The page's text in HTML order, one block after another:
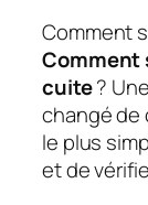
Comment
Comment
cuite? Une
changé de
le plus
et de